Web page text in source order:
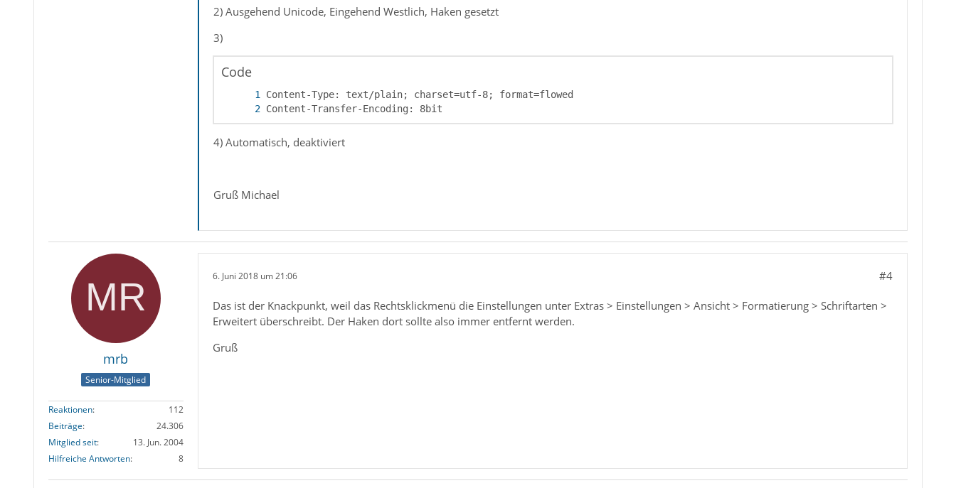
2) Ausgehend Unicode, Eingehend Westlich, Haken gesetzt
3)
Code
Content-Transfer-Encoding: 8bit
4) Automatisch, deaktiviert
Gruß Michael
mrb
Senior-Mitglied
Reaktionen
112
Beiträge
24.306
Mitglied seit
13. Jun. 2004
Hilfreiche Antworten
8
6. Juni 2018 um 21:06 #4
Das ist der Knackpunkt, weil das Rechtsklickmenü die Einstellungen unter Extras > Einstellungen > Ansicht > Formatierung > Schriftarten >
Erweitert überschreibt. Der Haken dort sollte also immer entfernt werden.
Gruß